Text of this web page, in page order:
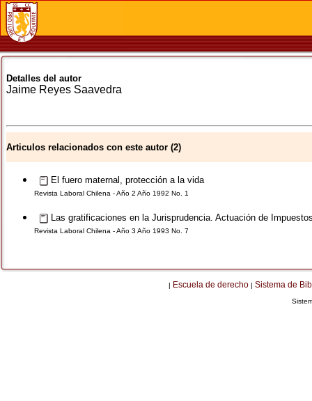
Detalles del autor
Jaime Reyes Saavedra
Articulos relacionados con este autor (2)
El fuero maternal, protección a la vida
Revista Laboral Chilena - Año 2 Año 1992 No. 1
Las gratificaciones en la Jurisprudencia. Actuación de
Revista Laboral Chilena - Año 3 Año 1993 No. 7
| Escuela de derecho | Sistema de